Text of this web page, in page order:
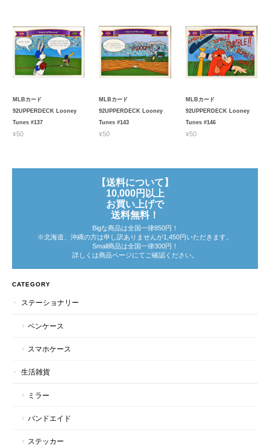
MLBカード
92UPPERDECK Looney
Tunes #137
¥50
MLBカード
92UPPERDECK Looney
Tunes #143
¥50
MLBカード
92UPPERDECK Looney
Tunes #146
¥50
【送料について】
10,000円以上
お買い上げで
送料無料！
Bigな商品は全国一律850円！
※北海道、沖縄の方は申し訳ありませんが1,450円いただきます。
Small商品は全国一律300円！
詳しくは商品ページにてご確認ください。
CATEGORY
ステーショナリー
ペンケース
スマホケース
生活雑貨
ミラー
バンドエイド
ステッカー